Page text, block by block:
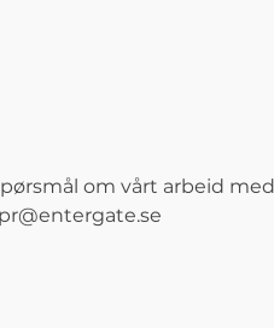
om vårt arbeid